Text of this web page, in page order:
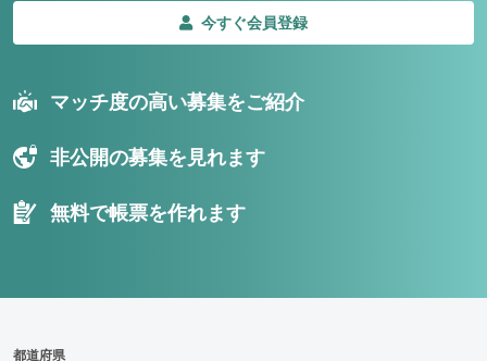
今すぐ会員登録
マッチ度の高い募集をご紹介
非公開の募集を見れます
無料で帳票を作れます
都道府県